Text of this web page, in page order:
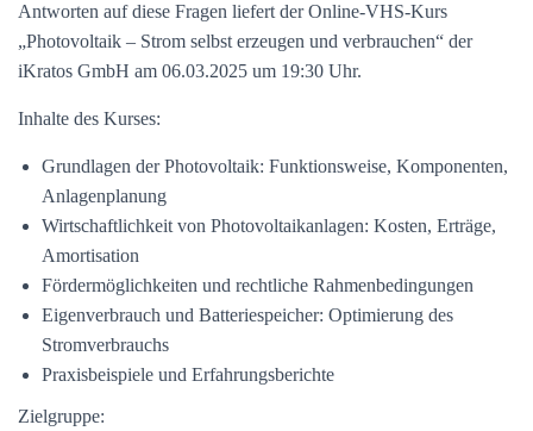
Antworten auf diese Fragen liefert der Online-VHS-Kurs
„Photovoltaik – Strom selbst erzeugen und verbrauchen“ der
iKratos GmbH am 06.03.2025 um 19:30 Uhr.
Inhalte des Kurses:
Grundlagen der Photovoltaik: Funktionsweise, Komponenten,
Anlagenplanung
Wirtschaftlichkeit von Photovoltaikanlagen: Kosten, Erträge,
Amortisation
Fördermöglichkeiten und rechtliche Rahmenbedingungen
Eigenverbrauch und Batteriespeicher: Optimierung des
Stromverbrauchs
Praxisbeispiele und Erfahrungsberichte
Zielgruppe: